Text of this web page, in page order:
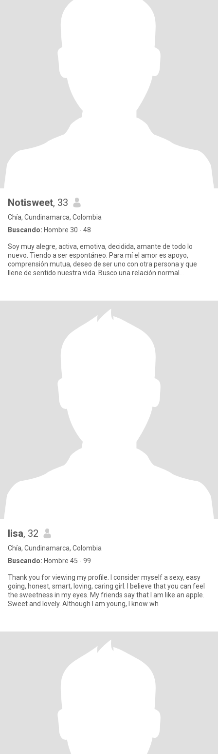
Notisweet, 33
Chía, Cundinamarca, Colombia
Buscando: Hombre 30 - 48
Soy muy alegre, activa, emotiva, decidida, amante de todo lo
nuevo. Tiendo a ser espontáneo. Para mí el amor es apoyo,
comprensión mutua, deseo de ser uno con otra persona y que
llene de sentido nuestra vida. Busco una relación normal
lisa, 32
Chía, Cundinamarca, Colombia
Buscando: Hombre 45 - 99
Thank you for viewing my profile. I consider myself a sexy, easy
going, honest, smart, loving, caring girl. I believe that you can feel
the sweetness in my eyes. My friends say that I am like an apple.
Sweet and lovely. Although I am young, I know wh